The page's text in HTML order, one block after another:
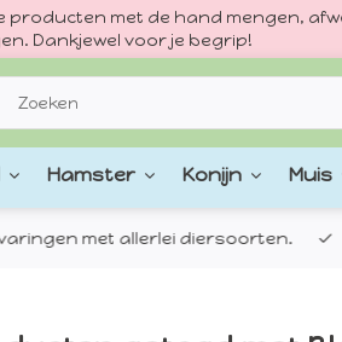
producten met de hand mengen,
Dankjewel voor je begrip!
Hamster Konijn Muis
met allerlei diersoorten.